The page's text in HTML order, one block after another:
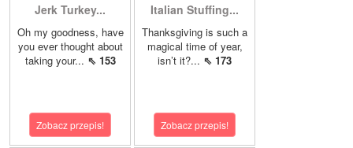
Jerk Turkey...
Oh my goodness, have
you ever thought about
taking your... ⇖ 153
Zobacz przepis!
Italian Stuffing...
Thanksgiving is such a
magical time of year,
isn’t it?... ⇖ 173
Zobacz przepis!